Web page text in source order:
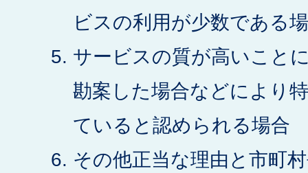
ビスの利用が少数である
サービスの質が高いこと
勘案した場合などにより
ていると認められる場合
その他正当な理由と市町